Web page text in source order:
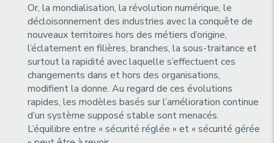
Or, la mondialisation, la révolution numérique, le
décloisonnement des industries avec la conquête de
nouveaux territoires hors des métiers d’origine,
l’éclatement en filières, branches, la sous-traitance et
surtout la rapidité avec laquelle s’effectuent ces
changements dans et hors des organisations,
modifient la donne. Au regard de ces évolutions
rapides, les modèles basés sur l’amélioration continue
d’un système supposé stable sont menacés.
L’équilibre entre « sécurité réglée » et « sécurité gérée